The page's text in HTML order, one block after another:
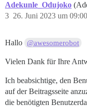
Adekunle_Odujoko
26. Juni 2023 um 09:00
3
Hallo @awesomerobot
Vielen Dank für Ihre
Ich beabsichtige, den
auf der Beitragsseite
die benötigten